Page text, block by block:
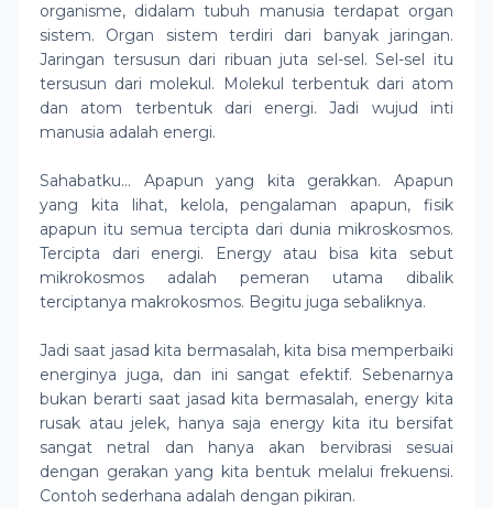
organisme, didalam tubuh manusia terdapat organ
sistem. Organ sistem terdiri dari banyak jaringan.
Jaringan tersusun dari ribuan juta sel-sel. Sel-sel itu
tersusun dari molekul. Molekul terbentuk dari atom
dan atom terbentuk dari energi. Jadi wujud inti
manusia adalah energi.
Sahabatku… Apapun yang kita gerakkan. Apapun
yang kita lihat, kelola, pengalaman apapun, fisik
apapun itu semua tercipta dari dunia mikroskosmos.
Tercipta dari energi. Energy atau bisa kita sebut
mikrokosmos adalah pemeran utama dibalik
terciptanya makrokosmos. Begitu juga sebaliknya.
Jadi saat jasad kita bermasalah, kita bisa memperbaiki
energinya juga, dan ini sangat efektif. Sebenarnya
bukan berarti saat jasad kita bermasalah, energy kita
rusak atau jelek, hanya saja energy kita itu bersifat
sangat netral dan hanya akan bervibrasi sesuai
dengan gerakan yang kita bentuk melalui frekuensi.
Contoh sederhana adalah dengan pikiran.